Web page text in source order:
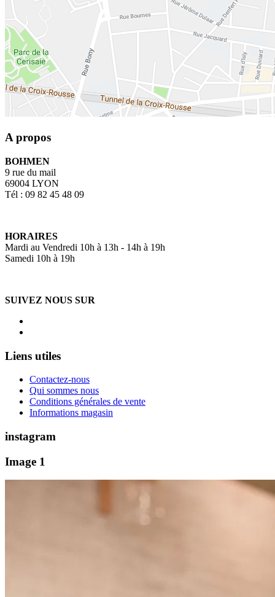
A propos
BOHMEN
9 rue du mail
69004 LYON
Tél : 09 82 45 48 09
HORAIRES
Mardi au Vendredi 10h à 13h - 14h à 19h
Samedi 10h à 19h
SUIVEZ NOUS SUR
Liens utiles
Contactez-nous
Qui sommes nous
Conditions générales de vente
Informations magasin
instagram
Image 1